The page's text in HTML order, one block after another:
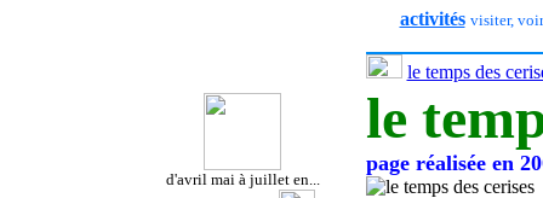
activités visiter,
d'avril mai à juillet en...
le temps des
le
page réalisée en